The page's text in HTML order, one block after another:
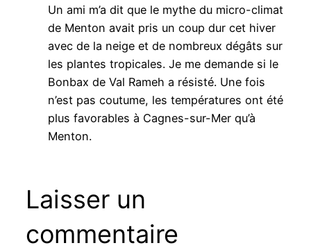
Un ami m’a dit que le mythe du micro-climat
de Menton avait pris un coup dur cet hiver
avec de la neige et de nombreux dégâts sur
les plantes tropicales. Je me demande si le
Bonbax de Val Rameh a résisté. Une fois
n’est pas coutume, les températures ont été
plus favorables à Cagnes-sur-Mer qu’à
Menton.
Laisser un
commentaire